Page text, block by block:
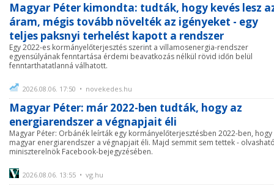
Magyar Péter kimondta: tudták, hogy kevés lesz
áram, mégis tovább növelték az igényeket - egy
teljes paksnyi terhelést kapott a rendszer
Egy 2022-es kormányelőterjesztés szerint a villamosenergia-rendszer
egyensúlyának fenntartása érdemi beavatkozás nélkül rövid időn belül
fenntarthatatlanná válhatott.
2026.08.06. 17:50 • novekedes.hu
Magyar Péter: már 2022-ben tudták, hogy az
energiarendszer a végnapjait éli
Magyar Péter: Orbánék leírták egy kormányelőterjesztésben 2022-ben, hogy
magyar energiarendszer a végnapjait éli. Majd semmit sem tettek -
miniszterelnök Facebook-bejegyzésében.
2026.08.06. 13:55 • vg.hu